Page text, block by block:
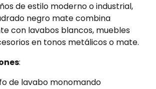
de estilo moderno o industrial,
negro mate combina
con lavabos blancos, muebles
en tonos metálicos o mate.
:
de lavabo monomando